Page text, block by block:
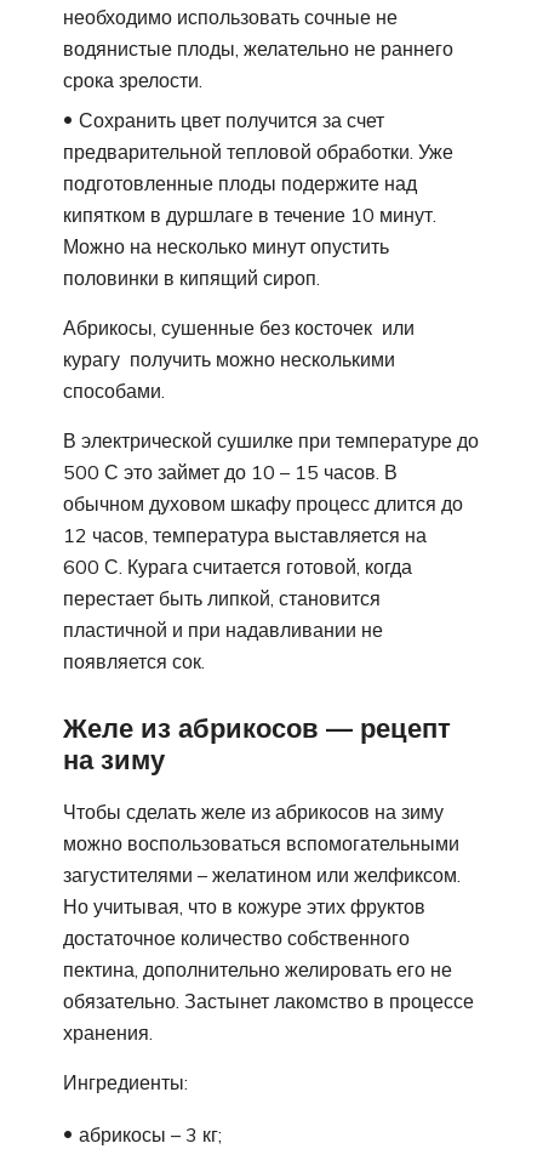
необходимо использовать сочные не
водянистые плоды, желательно не раннего
срока зрелости.
Сохранить цвет получится за счет
предварительной тепловой обработки. Уже
подготовленные плоды подержите над
кипятком в дуршлаге в течение 10 минут.
Можно на несколько минут опустить
половинки в кипящий сироп.
Абрикосы, сушенные без косточек или
курагу получить можно несколькими
способами.
В электрической сушилке при температуре до
500 С это займет до 10 – 15 часов. В
обычном духовом шкафу процесс длится до
12 часов, температура выставляется на
600 С. Курага считается готовой, когда
перестает быть липкой, становится
пластичной и при надавливании не
появляется сок.
Желе из абрикосов — рецепт
на зиму
Чтобы сделать желе из абрикосов на зиму
можно воспользоваться вспомогательными
загустителями – желатином или желфиксом.
Но учитывая, что в кожуре этих фруктов
достаточное количество собственного
пектина, дополнительно желировать его не
обязательно. Застынет лакомство в процессе
хранения.
Ингредиенты:
абрикосы – 3 кг;